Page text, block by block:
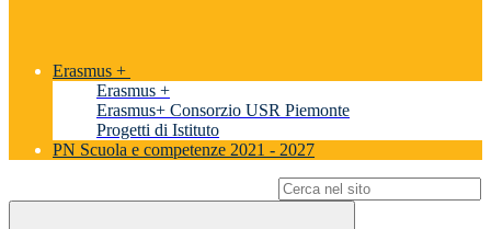
Erasmus +
Erasmus +
Erasmus+ Consorzio USR Piemonte
Progetti di Istituto
PN Scuola e competenze 2021 - 2027